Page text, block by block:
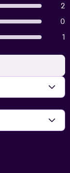
2
0
1